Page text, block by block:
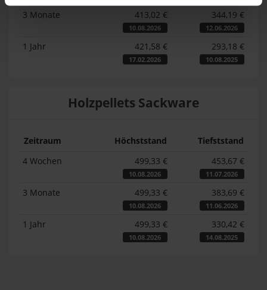
3 Monate 413,02 €
10.08.2026
344,19 €
12.06.2026
1 Jahr 421,58 €
17.02.2026
293,18 €
10.08.2025
Holzpellets Sackware
Zeitraum Höchststand
Tiefststand
4 Wochen
499,33 €
10.08.2026
453,67 €
11.07.2026
3 Monate 499,33 €
10.08.2026
383,69 €
11.06.2026
1 Jahr 499,33 €
10.08.2026
330,42 €
14.08.2025